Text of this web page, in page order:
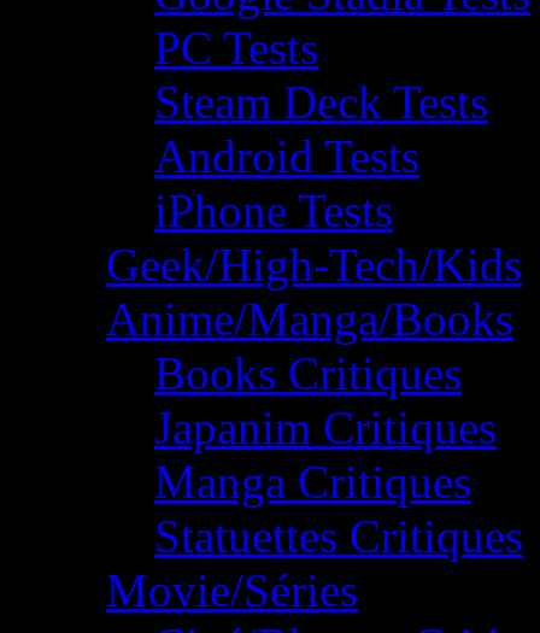
PC Tests
Steam Deck Tests
Android Tests
iPhone Tests
Geek/High-Tech/Kids
Anime/Manga/Books
Books Critiques
Japanim Critiques
Manga Critiques
Statuettes Critiques
Movie/Séries